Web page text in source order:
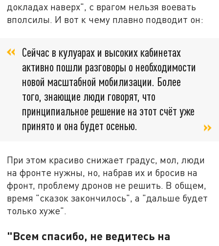
докладах наверх", с врагом нельзя воевать
вполсилы. И вот к чему плавно подводит он:
Сейчас в кулуарах и высоких кабинетах
активно пошли разговоры о необходимости
новой масштабной мобилизации. Более
того, знающие люди говорят, что
принципиальное решение на этот счёт уже
принято и она будет осенью.
При этом красиво снижает градус, мол, люди
на фронте нужны, но, набрав их и бросив на
фронт, проблему дронов не решить. В общем,
время "сказок закончилось", а "дальше будет
только хуже".
"Всем спасибо, не ведитесь на